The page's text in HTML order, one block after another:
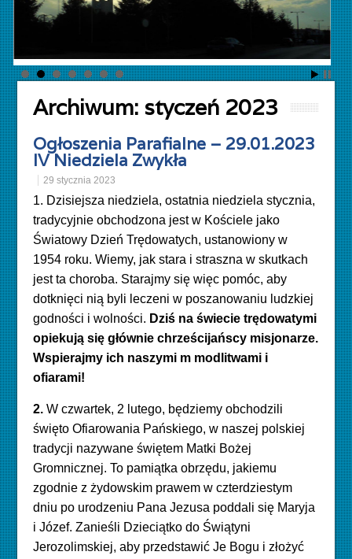
Archiwum: styczeń 2023
Ogłoszenia Parafialne – 29.01.2023
IV Niedziela Zwykła
29 stycznia 2023
1. Dzisiejsza niedziela, ostatnia niedziela stycznia,
tradycyjnie obchodzona jest w Kościele jako
Światowy Dzień Trędowatych, ustanowiony w
1954 roku. Wiemy, jak stara i straszna w skutkach
jest ta choroba. Starajmy się więc pomóc, aby
dotknięci nią byli leczeni w poszanowaniu ludzkiej
godności i wolności. Dziś na świecie trędowatymi
opiekują się głównie chrześcijańscy misjonarze.
Wspierajmy ich naszymi m modlitwami i
ofiarami!
2.W czwartek, 2 lutego, będziemy obchodzi li
święto Ofiarowania Pańskiego, w naszej polskiej
tradycji nazywane świętem Matki Bożej
Gromnicznej. To pamiątka obrzędu, jakiemu
zgodnie z żydowskim prawem w czterdziestym
dniu po urodzeniu Pana Jezusa poddali się Maryja
i Józef. Zanieśli Dzieciątko do Świątyni
Jerozolimskiej, aby przedstawić Je Bogu i złożyć